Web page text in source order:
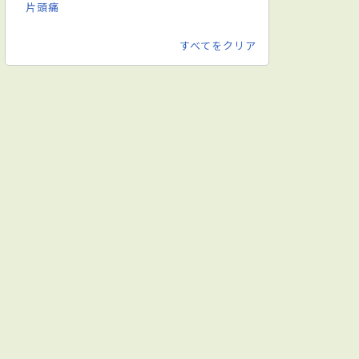
片頭痛
すべてをクリア